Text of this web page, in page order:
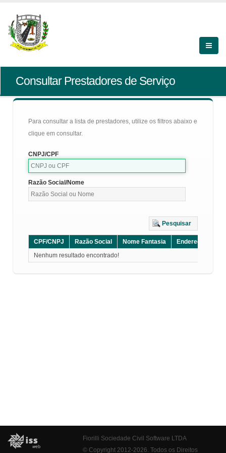
Consultar Prestadores de Serviço
Para consultar a lista de prestadores, utilize os filtros abaixo e
clique em consultar.
CNPJ/CPF
Razão Social/Nome
Pesquisar
CPF/CNPJ Razão Social Nome Fantasia Endereço
Nenhum resultado encontrado!
Fiorilli Sociedade Civil Software LTDA
© Copyright 2012-2026. Todos os Direitos